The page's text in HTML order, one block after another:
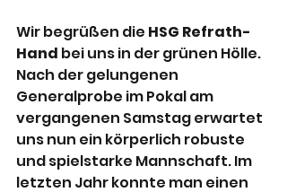
Wir begrüßen die HSG Refrath-
Hand bei uns in der grünen Hölle.
Nach der gelungenen
Generalprobe im Pokal am
vergangenen Samstag erwartet
uns nun ein körperlich robuste
und spielstarke Mannschaft. Im
letzten Jahr konnte man einen